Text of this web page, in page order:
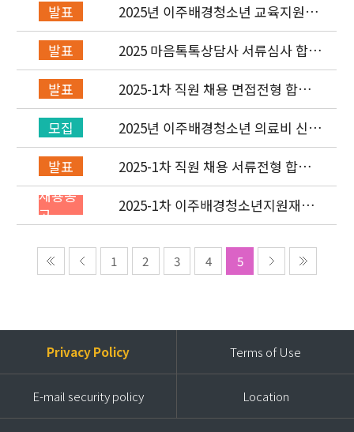
발표
2025년 이주배경청소년 교육지원사
업 레인보우스쿨 개설기관 선정 결과
발표
2025 마음톡톡상담사 서류심사 합격
자 발표
발표
2025-1차 직원 채용 면접전형 합격
자 발표 및 적격심사 안내
모집
2025년 이주배경청소년 의료비 신청
(1차) 안내
발표
2025-1차 직원 채용 서류전형 합격
자 발표 및 면접전형 안내
채용공
고
2025-1차 이주배경청소년지원재단
직원(개발협력부) 채용공고 (~2/2)
1 2 3 4 5
Privacy Policy Terms of Use
E-mail security policy Location